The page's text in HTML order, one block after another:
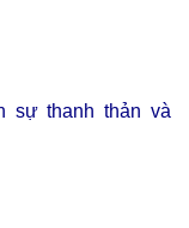
sự thanh thản và